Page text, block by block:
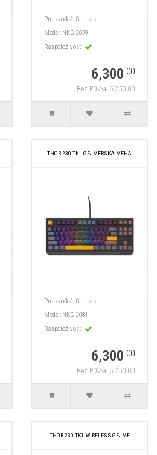
Proizvođač: Genesis
Model: NKG-2079
Raspoloživost:
6,300.00
Bez PDV-a: 5,250.00
THOR 230 TKL GEJMERSKA MEHA
Proizvođač: Genesis
Model: NKG-2081
Raspoloživost:
6,300.00
Bez PDV-a: 5,250.00
THOR 230 TKL WIRELESS GEJME